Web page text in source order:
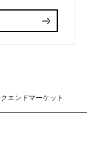
エンドマーケット